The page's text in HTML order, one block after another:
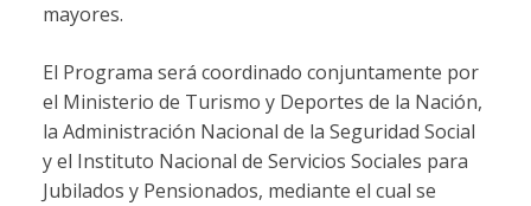
mayores.
El Programa será coordinado conjuntamente por
el Ministerio de Turismo y Deportes de la Nación,
la Administración Nacional de la Seguridad Social
y el Instituto Nacional de Servicios Sociales para
Jubilados y Pensionados, mediante el cual se